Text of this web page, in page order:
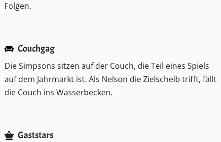
Folgen.
Couchgag
Die Simpsons sitzen auf der Couch, die Teil eines Spiels
auf dem Jahrmarkt ist. Als Nelson die Zielscheib trifft, fällt
die Couch ins Wasserbecken.
Gaststars